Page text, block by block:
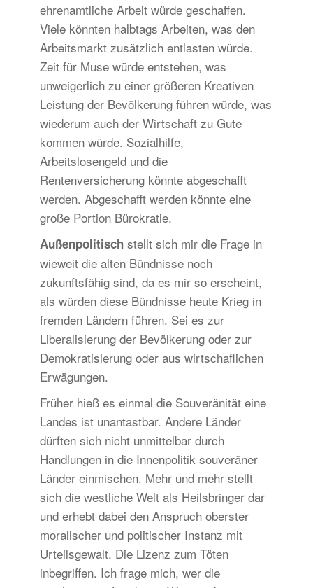
ehrenamtliche Arbeit würde geschaffen.
Viele könnten halbtags Arbeiten, was den
Arbeitsmarkt zusätzlich entlasten würde.
Zeit für Muse würde entstehen, was
unweigerlich zu einer größeren Kreativen
Leistung der Bevölkerung führen würde, was
wiederum auch der Wirtschaft zu Gute
kommen würde. Sozialhilfe,
Arbeitslosengeld und die
Rentenversicherung könnte abgeschafft
werden. Abgeschafft werden könnte eine
große Portion Bürokratie.
Außenpolitischstellt sich mir die Frage in
wieweit die alten Bündnisse noch
zukunftsfähig sind, da es mir so erscheint,
als würden diese Bündnisse heute Krieg in
fremden Ländern führen. Sei es zur
Liberalisierung der Bevölkerung oder zur
Demokratisierung oder aus wirtschaflichen
Erwägungen.
Früher hieß es einmal die Souveränität eine
Landes ist unantastbar. Andere Länder
dürften sich nicht unmittelbar durch
Handlungen in die Innenpolitik souveräner
Länder einmischen. Mehr und mehr stellt
sich die westliche Welt als Heilsbringer dar
und erhebt dabei den Anspruch oberster
moralischer und politischer Instanz mit
Urteilsgewalt. Die Lizenz zum Töten
inbegriffen. Ich frage mich, wer die